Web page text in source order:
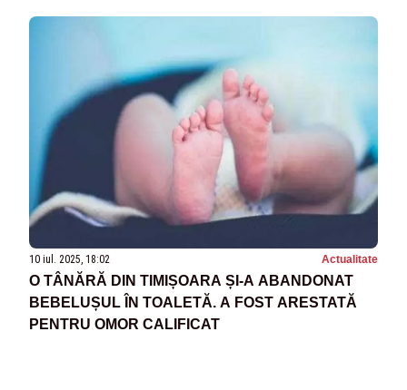
10 iul. 2025, 18:02 Actualitate
O TÂNĂRĂ DIN TIMIȘOARA ȘI-A ABANDONAT
BEBELUȘUL ÎN TOALETĂ. A FOST ARESTATĂ
PENTRU OMOR CALIFICAT